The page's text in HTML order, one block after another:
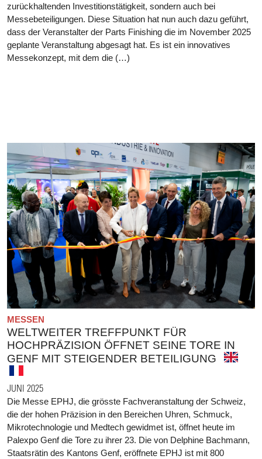
zurückhaltenden Investitionstätigkeit, sondern auch bei
Messebeteiligungen. Diese Situation hat nun auch dazu geführt,
dass der Veranstalter der Parts Finishing die im November 2025
geplante Veranstaltung abgesagt hat. Es ist ein innovatives
Messekonzept, mit dem die (…)
MESSEN
WELTWEITER TREFFPUNKT FÜR
HOCHPRÄZISION ÖFFNET SEINE TORE IN
GENF MIT STEIGENDER BETEILIGUNG
JUNI 2025
Die Messe EPHJ, die grösste Fachveranstaltung der Schweiz,
die der hohen Präzision in den Bereichen Uhren, Schmuck,
Mikrotechnologie und Medtech gewidmet ist, öffnet heute im
Palexpo Genf die Tore zu ihrer 23. Die von Delphine Bachmann,
Staatsrätin des Kantons Genf, eröffnete EPHJ ist mit 800